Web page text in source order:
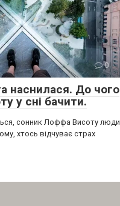
0
наснилася. До чого
у сні бачити.
сонник Лоффа Висоту люди
хтось відчуває страх